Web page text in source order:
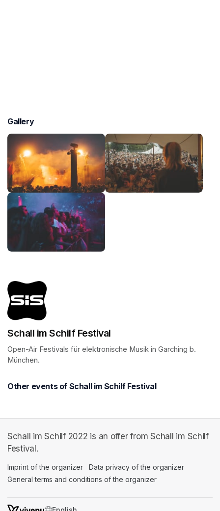
Gallery
Schall im Schilf Festival
Open-Air Festivals für elektronische Musik in Garching b.
München.
Other events of Schall im Schilf Festival
Schall im Schilf 2022 is an offer from Schall im Schilf
Festival.
Imprint of the organizer (opens in a new tab)
Data privacy of the organizer
General terms and conditions of the organizer